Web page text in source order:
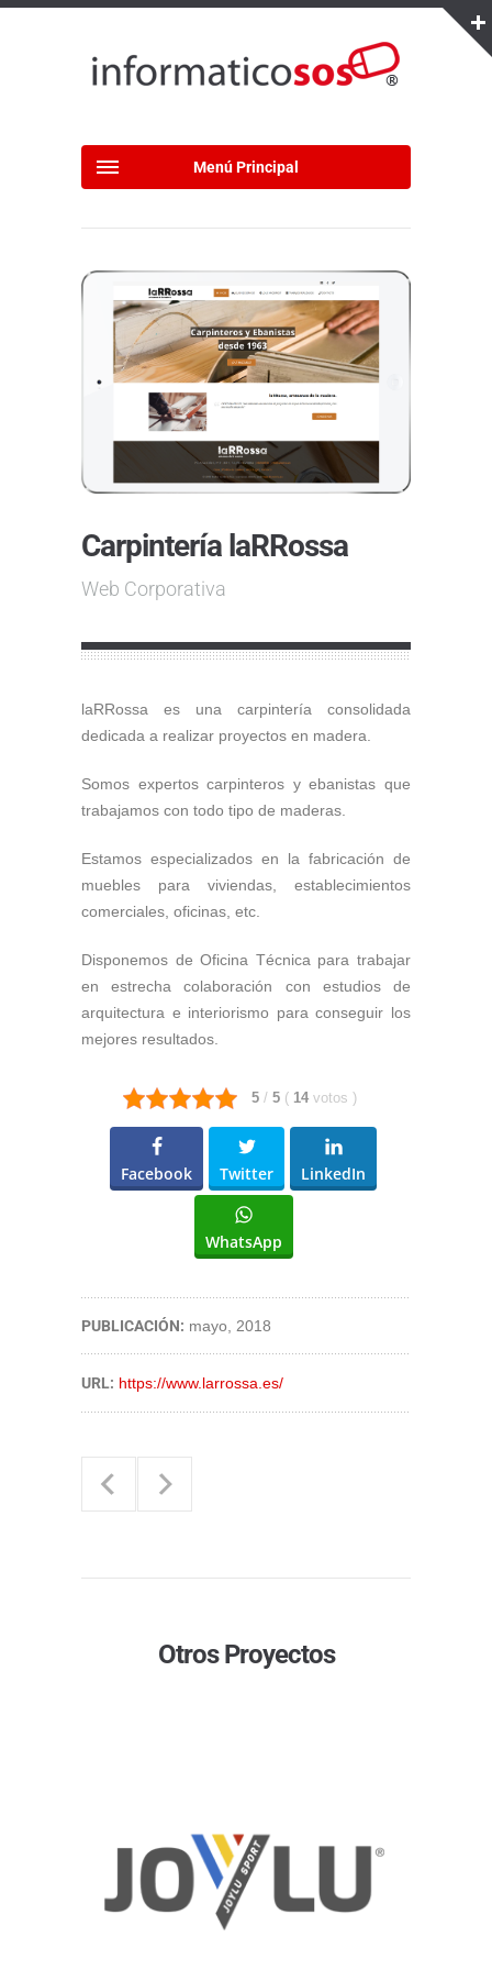
Menú Principal
Carpintería laRRossa
Web Corporativa
laRRossa es una carpintería consolidada
dedicada a realizar proyectos en madera.
Somos expertos carpinteros y ebanistas que
trabajamos con todo tipo de maderas.
Estamos especializados en la fabricación de
muebles para viviendas, establecimientos
comerciales, oficinas, etc.
Disponemos de Oficina Técnica para trabajar
en estrecha colaboración con estudios de
arquitectura e interiorismo para conseguir los
mejores resultados.
5 / 5 ( 14 votos )
Facebook Twitter LinkedIn
WhatsApp
PUBLICACIÓN: mayo, 2018
URL: https://www.larrossa.es/
Otros Proyectos